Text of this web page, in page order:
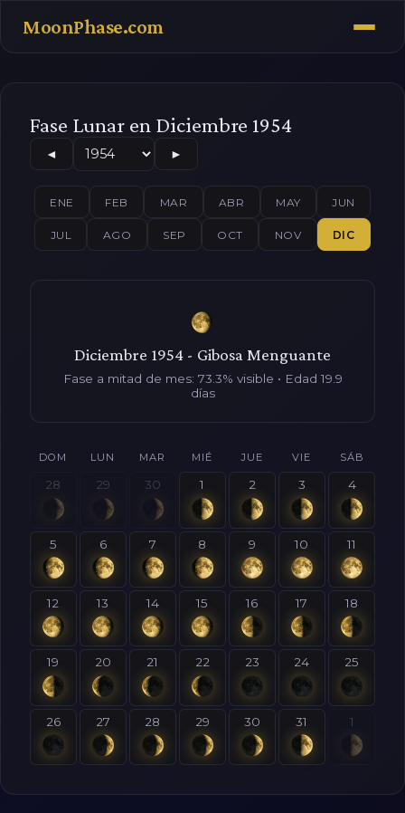
MoonPhase.com
Fase Lunar en Diciembre 1954
◄ ►
ENE FEB MAR ABR MAY JUN
JUL AGO SEP OCT NOV DIC
Diciembre 1954 - Gibosa Menguante
Fase a mitad de mes: 73.3% visible • Edad 19.9
días
DOM LUN MAR MIÉ JUE VIE SÁB
28 29 30 1 2 3 4
5 6 7 8 9 10 11
12 13 14 15 16 17 18
19 20 21 22 23 24 25
26 27 28 29 30 31 1